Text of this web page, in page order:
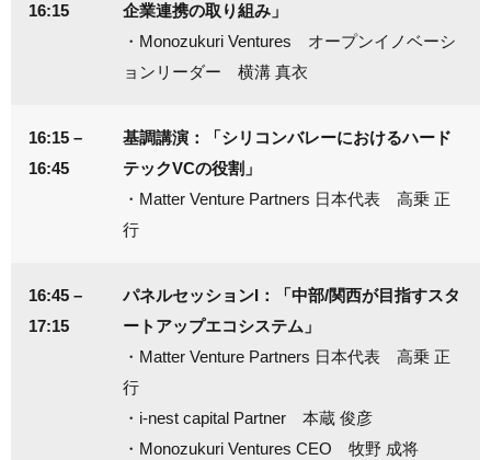
16:15
企業連携の取り組み」
・Monozukuri Ventures オープンイノベーシ
ョンリーダー 横溝 真衣
16:15 –
16:45
基調講演：「シリコンバレーにおけるハード
テックVCの役割」
・Matter Venture Partners 日本代表 高乗 正
行
16:45 –
17:15
パネルセッションI：「中部/関西が目指すスタ
ートアップエコシステム」
・Matter Venture Partners 日本代表 高乗 正
行
・i-nest capital Partner 本蔵 俊彦
・Monozukuri Ventures CEO 牧野 成将